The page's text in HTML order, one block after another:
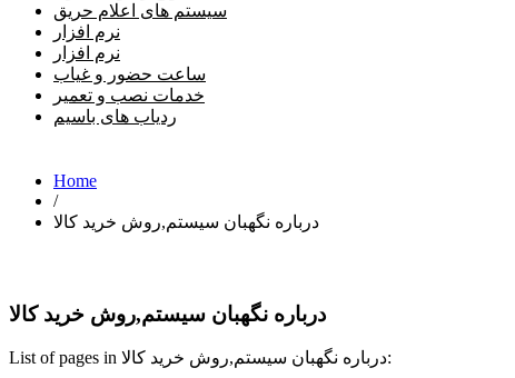
سیستم های اعلام حریق
نرم افزار
نرم افزار
ساعت حضور و غیاب
خدمات نصب و تعمیر
ردیاب های باسیم
Home
/
درباره نگهبان سیستم,روش خرید کالا
درباره نگهبان سیستم,روش خرید کالا
List of pages in درباره نگهبان سیستم,روش خرید کالا: